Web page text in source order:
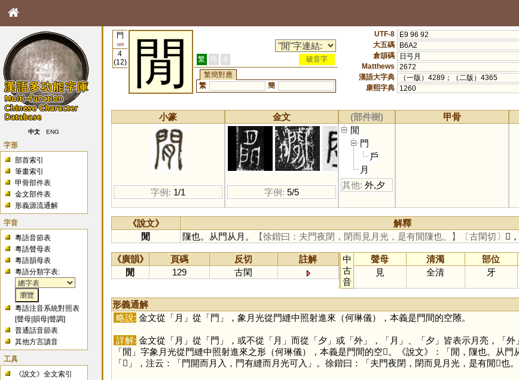
中文 ENG
字形
部首索引
筆畫索引
甲骨部件表
金文部件表
形義源流通解
字音
粵語音節表
粵語聲母表
粵語韻母表
粵語分類字表:
粵語注音系統對照表
[聲母 |韻母 |聲調]
普通話音節表
其他方言讀音
工具
《說文》全文索引
門
169
4
(12)
閒 繁 簡 港
破音字
繁簡對應
繁
簡
UTF-8
E9 96 92
大五碼
B6A2
倉頡碼
日弓月
Matthews
2672
漢語大字典
（一版）4289；（二版）4365
康熙字典
1260
小篆
字例: 1/1
金文
字例: 5/5
(部件樹)
閒
門
戶
月
其他: 外,夕
甲骨
《說文》 解釋
閒
隟也。从門从月。 【徐鍇曰：夫門夜閉，閉而見月光，是有閒隟也。】 〔古閑切〕 𨳿
《廣韻》 頁碼 反切
註解
閒
129 古閑
中
古
音
聲母 清濁 部位
見
全清 牙
形義通解
略說: 金文從「月 」從「門 」，象月光從門縫中照射進來（何琳儀），本義是門間的空𨻶。
詳解: 金文從「月 」從「門 」，或不從「月 」而從「夕 」或「外」，「月 」、「夕 」皆表示月亮，「外
「閒 」字象月光從門縫中照射進來之形（何琳儀），本義是門間的空𨻶。《說文》：「閒，隟也。从門
「𨳿 」，注云：「門開而月入，門有縫而月光可入」。徐鍇曰：「夫門夜閉，閉而見月光，是有閒𨻶也。